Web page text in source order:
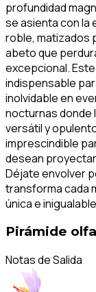
profundidad
se asienta con la
roble, matizados
abeto que
excepcional.
indispensable
inolvidable en
nocturnas donde
versátil y
imprescindible
desean
Déjate envolver
transforma cada
única e
Pirámide
Notas de Salida